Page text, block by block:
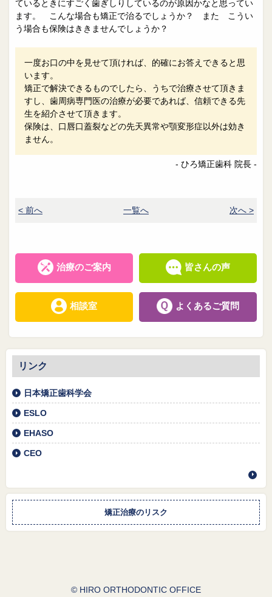
ているときにすごく歯ぎしりしているのが原因かなと思ってい
ます。 こんな場合も矯正で治るでしょうか？ また こうい
う場合も保険はききませんでしょうか？
一度お口の中を見せて頂ければ、的確にお答えできると思
います。
矯正で解決できるものでしたら、うちで治療させて頂きま
すし、歯周病専門医の治療が必要であれば、信頼できる先
生を紹介させて頂きます。
保険は、口唇口蓋裂などの先天異常や顎変形症以外は効き
ません。
- ひろ矯正歯科 院長 -
< 前へ 一覧へ 次へ >
治療のご案内 皆さんの声
相談室 よくあるご質問
リンク
日本矯正歯科学会
ESLO
EHASO
CEO
矯正治療のリスク
© HIRO ORTHODONTIC OFFICE